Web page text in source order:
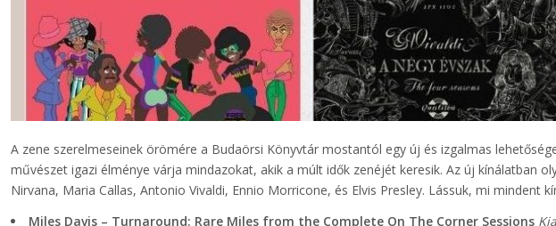
A zene szerelmeseinek örömére a Budaörsi Könyvtár mostantól egy új és izgalmas
művészet igazi élménye várja mindazokat, akik a múlt idők zenéjét keresik. Az új kínálatban
Nirvana, Maria Callas, Antonio Vivaldi, Ennio Morricone, és Elvis Presley. Lássuk, mi mindent
Miles Davis – Turnaround: Rare Miles from the Complete On The Corner Sessions